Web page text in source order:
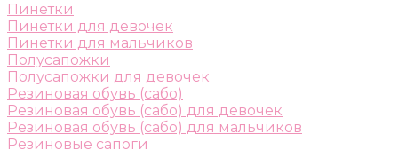
Пинетки
Пинетки для девочек
Пинетки для мальчиков
Полусапожки
Полусапожки для девочек
Резиновая обувь (сабо)
Резиновая обувь (сабо) для девочек
Резиновая обувь (сабо) для мальчиков
Резиновые сапоги